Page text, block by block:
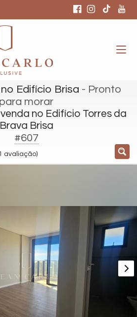
Edifício Brisa - Pronto
para morar
no Edifício Torres da
Brava Brisa
#607
1 avaliação)